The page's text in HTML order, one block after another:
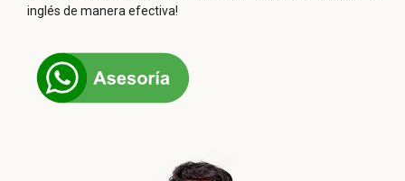
inglés de manera efectiva!